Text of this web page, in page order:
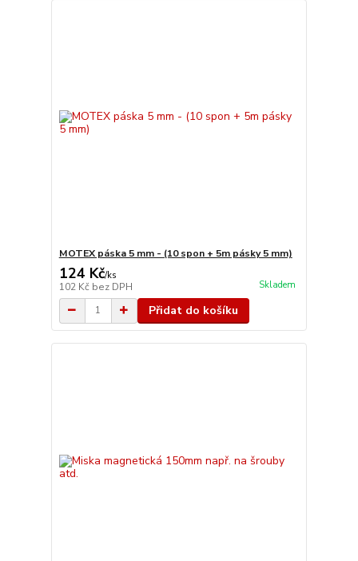
MOTEX páska 5 mm - (10 spon + 5m pásky 5 mm)
124 Kč/ks
102 Kč bez DPH Skladem
Přidat do košíku